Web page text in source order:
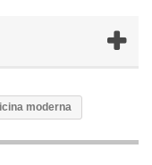
moderna